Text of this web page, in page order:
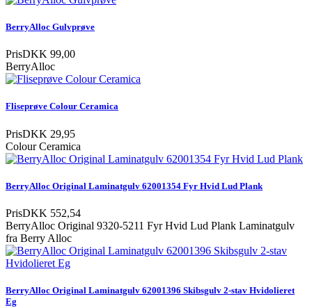
BerryAlloc Gulvprøve
PrisDKK 99,00
BerryAlloc
Fliseprøve Colour Ceramica
PrisDKK 29,95
Colour Ceramica
BerryAlloc Original Laminatgulv 62001354 Fyr Hvid Lud Plank
PrisDKK 552,54
BerryAlloc Original 9320-5211 Fyr Hvid Lud Plank Laminatgulv
fra Berry Alloc
BerryAlloc Original Laminatgulv 62001396 Skibsgulv 2-stav Hvidolieret
Eg